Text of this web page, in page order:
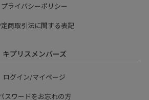
プライバシーポリシー
商取引法に関する表記
キプリスメンバーズ
ログイン/マイページ
スワードをお忘れの方